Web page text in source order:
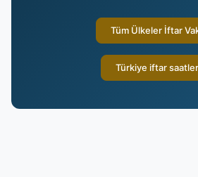
Tüm Ülkeler İftar
Türkiye iftar